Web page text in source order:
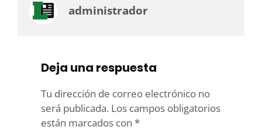
administrador
Deja una respuesta
Tu dirección de correo electrónico no
será publicada. Los campos obligatorios
están marcados con *